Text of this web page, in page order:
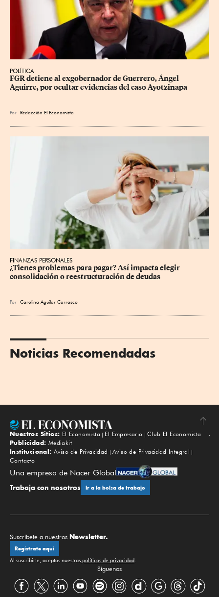
POLÍTICA
FGR detiene al exgobernador de Guerrero, Ángel
Aguirre, por ocultar evidencias del caso Ayotzinapa
Por Redacción El Economista
FINANZAS PERSONALES
¿Tienes problemas para pagar? Así impacta elegir
consolidación o reestructuración de deudas
Por Carolina Aguilar Carrasco
Noticias Recomendadas
Subir
Nuestros Sitios: El Economista El Empresario
Club El Economista
Publicidad: Mediakit
Institucional: Aviso de Privacidad
Aviso de Privacidad Integral
Contacto
Una empresa de Nacer Global
Trabaja con nosotros Ir a la bolsa de trabajo
Suscríbete a nuestros Newsletter.
Regístrate aquí
Al suscribirte, aceptas nuestras políticas de privacidad.
Síguenos